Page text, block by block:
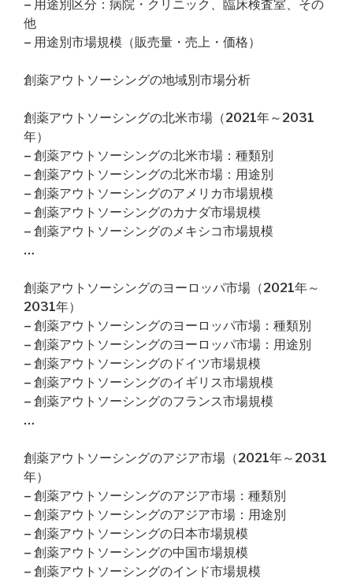
– 用途別区分：病院・クリニック、臨床検査室、その
他
– 用途別市場規模（販売量・売上・価格）
創薬アウトソーシングの地域別市場分析
創薬アウトソーシングの北米市場（2021年～2031
年）
– 創薬アウトソーシングの北米市場：種類別
– 創薬アウトソーシングの北米市場：用途別
– 創薬アウトソーシングのアメリカ市場規模
– 創薬アウトソーシングのカナダ市場規模
– 創薬アウトソーシングのメキシコ市場規模
…
創薬アウトソーシングのヨーロッパ市場（2021年～
2031年）
– 創薬アウトソーシングのヨーロッパ市場：種類別
– 創薬アウトソーシングのヨーロッパ市場：用途別
– 創薬アウトソーシングのドイツ市場規模
– 創薬アウトソーシングのイギリス市場規模
– 創薬アウトソーシングのフランス市場規模
…
創薬アウトソーシングのアジア市場（2021年～2031
年）
– 創薬アウトソーシングのアジア市場：種類別
– 創薬アウトソーシングのアジア市場：用途別
– 創薬アウトソーシングの日本市場規模
– 創薬アウトソーシングの中国市場規模
– 創薬アウトソーシングのインド市場規模